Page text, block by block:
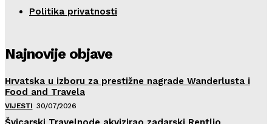
Politika privatnosti
Najnovije objave
Hrvatska u izboru za prestižne nagrade Wanderlusta i
Food and Travela
VIJESTI 30/07/2026